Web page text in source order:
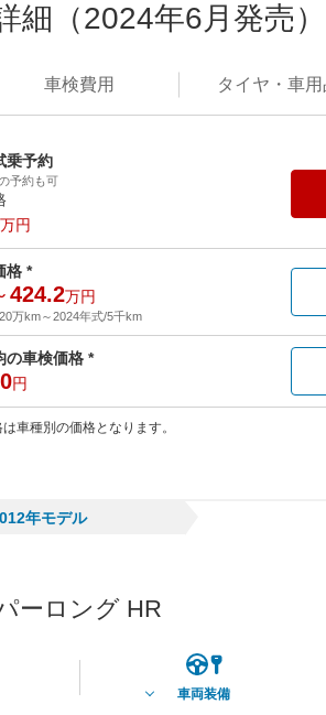
（2024年6月発売）
車検費用 タイヤ・ 車用
乗予約
予約も可
万円
格 *
424.2万円
万km～2024年式/5千km
の車検価格 *
円
車種別の価格となります。
年モデル
ーロング HR
車両装備